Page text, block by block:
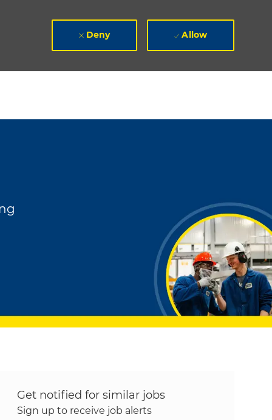
Deny Allow
Get notified for similar jobs
Sign up to receive job alerts